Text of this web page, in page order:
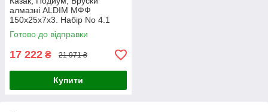
алмазні ALDIM МФФ
150х25х7х3. Набір No 4.1
Готово до відправки
17 222 ₴ 21 971 ₴
Купити